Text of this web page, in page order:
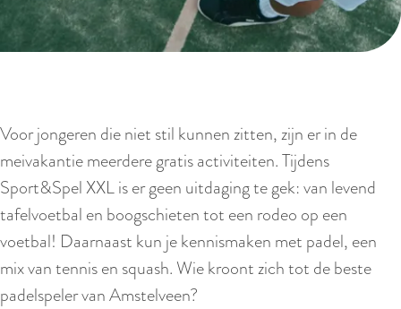
Voor jongeren die niet stil kunnen zitten, zijn er in de
meivakantie meerdere gratis activiteiten. Tijdens
Sport&Spel XXL is er geen uitdaging te gek: van levend
tafelvoetbal en boogschieten tot een rodeo op een
voetbal! Daarnaast kun je kennismaken met padel, een
mix van tennis en squash. Wie kroont zich tot de beste
padelspeler van Amstelveen?